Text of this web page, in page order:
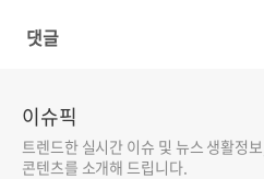
댓글
이슈픽
트렌드한 실시간 이슈 및 뉴스 생활정
콘텐츠를 소개해 드립니다.